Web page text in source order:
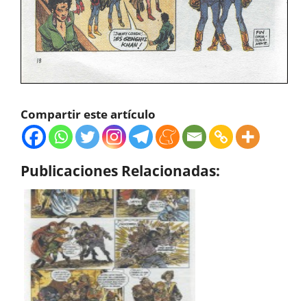
Compartir este artículo
Publicaciones Relacionadas: